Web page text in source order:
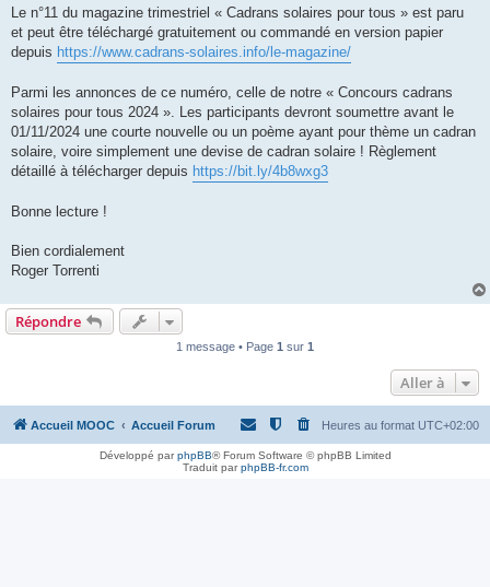
g
Le n°11 du magazine trimestriel « Cadrans solaires pour tous » est paru
et peut être téléchargé gratuitement ou commandé en version papier
depuis https://www.cadrans-solaires.info/le-magazine/
Parmi les annonces de ce numéro, celle de notre « Concours cadrans
solaires pour tous 2024 ». Les participants devront soumettre avant le
01/11/2024 une courte nouvelle ou un poème ayant pour thème un cadran
solaire, voire simplement une devise de cadran solaire ! Règlement
détaillé à télécharger depuis https://bit.ly/4b8wxg3
Bonne lecture !
Bien cordialement
Roger Torrenti
Répondre
1 message • Page 1 sur 1
Aller à
Accueil MOOC Accueil Forum Heures au format UTC+02:00
Développé parphpBB® Forum Software © phpBB Limited
Traduit parphpBB-fr.com